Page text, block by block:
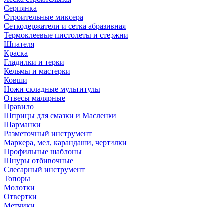
Серпянка
Строительные миксера
Сеткодержатели и сетка абразивная
Термоклеевые пистолеты и стержни
Шпателя
Краска
Гладилки и терки
Кельмы и мастерки
Ковши
Ножи складные мультитулы
Отвесы малярные
Правило
Шприцы для смазки и Масленки
Шарманки
Разметочный инструмент
Маркера, мел, карандаши, чертилки
Профильные шаблоны
Шнуры отбивочные
Слесарный инструмент
Топоры
Молотки
Отвертки
Метчики